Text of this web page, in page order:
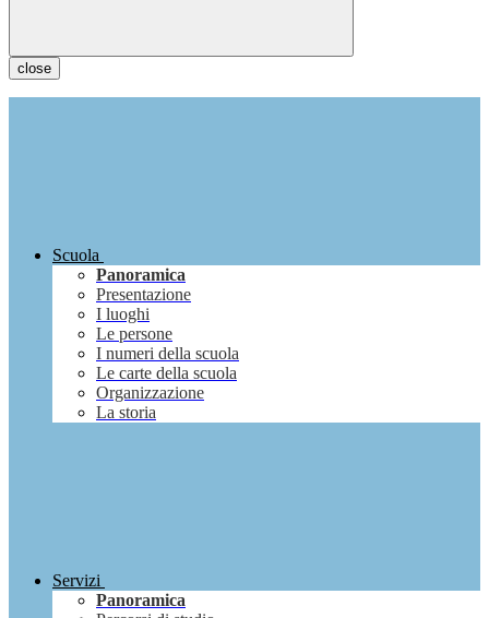
close
Scuola
Panoramica
Presentazione
I luoghi
Le persone
I numeri della scuola
Le carte della scuola
Organizzazione
La storia
Servizi
Panoramica